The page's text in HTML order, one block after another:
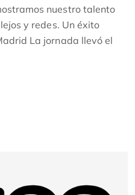
nuestro talento
y redes. Un éxito
La jornada llevó el